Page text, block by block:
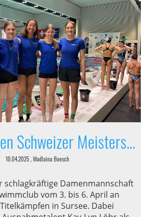
Erfolge an den Schweizer Meisterschaften
10.04.2025, Madlaina Boesch
schlagkräftige Damenmannschaft
vom 3. bis 6. April an
in Sursee. Dabei